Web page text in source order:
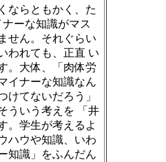
ならともかく、た
ーな知識がマス
せん。それぐらい
われても、正直 い
。大体、「肉体労
イナーな知識なん
けてないだろう」
ういう考えを 「井
。学生が考えるよ
ハウや知識、いわ
知識」をふんだん